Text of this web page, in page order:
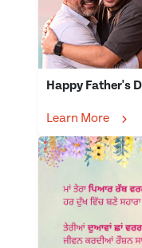
Happy Father's
Learn More